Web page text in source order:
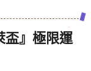
盃』極限運